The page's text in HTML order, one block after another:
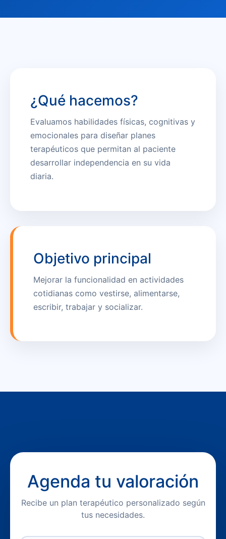
¿Qué hacemos?
Evaluamos habilidades físicas, cognitivas y
emocionales para diseñar planes
terapéuticos que permitan al paciente
desarrollar independencia en su vida
diaria.
Objetivo principal
Mejorar la funcionalidad en actividades
cotidianas como vestirse, alimentarse,
escribir, trabajar y socializar.
Agenda tu valoración
Recibe un plan terapéutico personalizado según
tus necesidades.